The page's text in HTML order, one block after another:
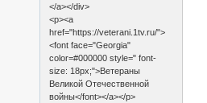
</a></div>
<p><a
href="https://veterani.1tv.ru/">
<font face="Georgia"
color=#000000 style=" font-
size: 18px;">Ветераны
Великой Отечественной
войны</font></a></p>